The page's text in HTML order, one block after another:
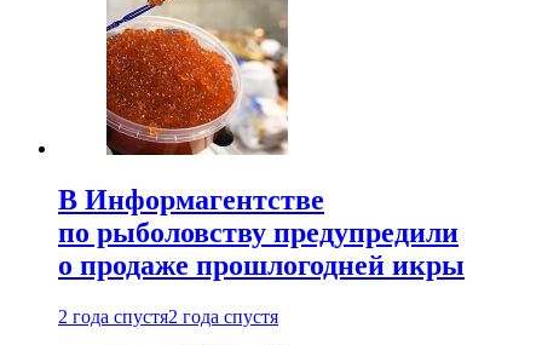
В Информагентстве
по рыболовству предупредили
о продаже прошлогодней икры
2 года спустя2 года спустя